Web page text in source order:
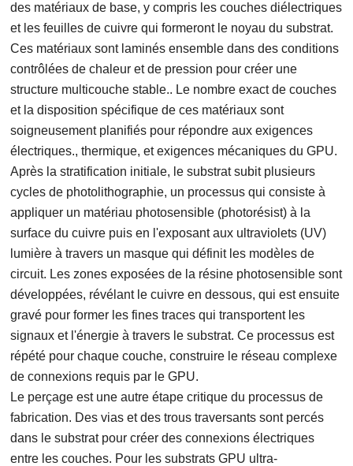
des matériaux de base, y compris les couches diélectriques
et les feuilles de cuivre qui formeront le noyau du substrat.
Ces matériaux sont laminés ensemble dans des conditions
contrôlées de chaleur et de pression pour créer une
structure multicouche stable.. Le nombre exact de couches
et la disposition spécifique de ces matériaux sont
soigneusement planifiés pour répondre aux exigences
électriques., thermique, et exigences mécaniques du GPU.
Après la stratification initiale, le substrat subit plusieurs
cycles de photolithographie, un processus qui consiste à
appliquer un matériau photosensible (photorésist) à la
surface du cuivre puis en l'exposant aux ultraviolets (UV)
lumière à travers un masque qui définit les modèles de
circuit. Les zones exposées de la résine photosensible sont
développées, révélant le cuivre en dessous, qui est ensuite
gravé pour former les fines traces qui transportent les
signaux et l'énergie à travers le substrat. Ce processus est
répété pour chaque couche, construire le réseau complexe
de connexions requis par le GPU.
Le perçage est une autre étape critique du processus de
fabrication. Des vias et des trous traversants sont percés
dans le substrat pour créer des connexions électriques
entre les couches. Pour les substrats GPU ultra-